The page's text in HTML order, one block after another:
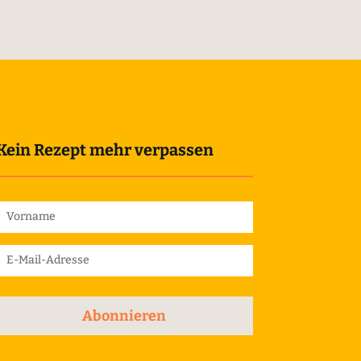
Rezept mehr verpassen
Abonnieren